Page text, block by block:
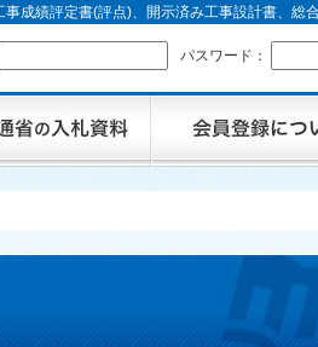
成績評定書(評点)、開示済み工事設計書、総
パスワード：